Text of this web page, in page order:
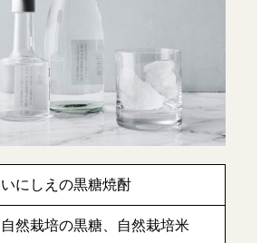
いにしえの黒糖焼酎
自然栽培の黒糖、自然栽培米